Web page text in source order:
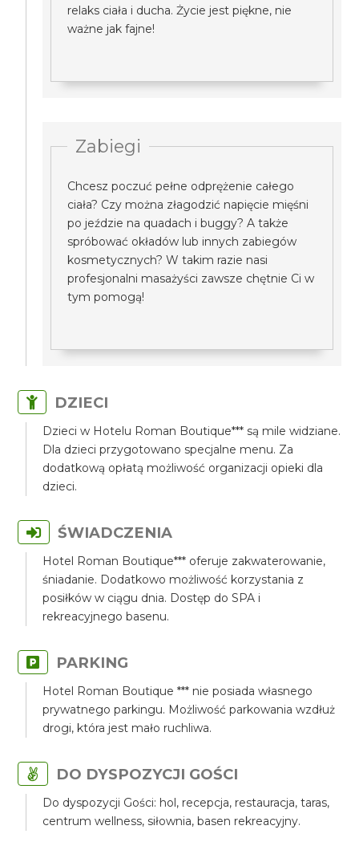
relaks ciała i ducha. Życie jest piękne, nie
ważne jak fajne!
Zabiegi
Chcesz poczuć pełne odprężenie całego
ciała? Czy można złagodzić napięcie mięśni
po jeździe na quadach i buggy? A także
spróbować okładów lub innych zabiegów
kosmetycznych? W takim razie nasi
profesjonalni masażyści zawsze chętnie Ci w
tym pomogą!
DZIECI
Dzieci w Hotelu Roman Boutique*** są mile widziane.
Dla dzieci przygotowano specjalne menu. Za
dodatkową opłatą możliwość organizacji opieki dla
dzieci.
ŚWIADCZENIA
Hotel Roman Boutique*** oferuje zakwaterowanie,
śniadanie. Dodatkowo możliwość korzystania z
posiłków w ciągu dnia. Dostęp do SPA i
rekreacyjnego basenu.
PARKING
Hotel Roman Boutique *** nie posiada własnego
prywatnego parkingu. Możliwość parkowania wzdłuż
drogi, która jest mało ruchliwa.
DO DYSPOZYCJI GOŚCI
Do dyspozycji Gości: hol, recepcja, restauracja, taras,
centrum wellness, siłownia, basen rekreacyjny.